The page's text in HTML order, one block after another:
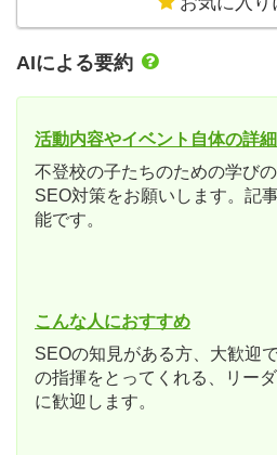
AIによる要約
活動内容やイベント自体の詳細
不登校の子たちのための学び
SEO対策をお願いします。記
能です。
こんな人におすすめ
SEOの知見がある方、大歓迎
の指揮をとってくれる、リー
に歓迎します。